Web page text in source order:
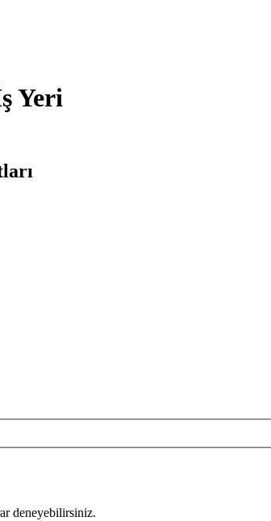
Yeri
deneyebilirsiniz.